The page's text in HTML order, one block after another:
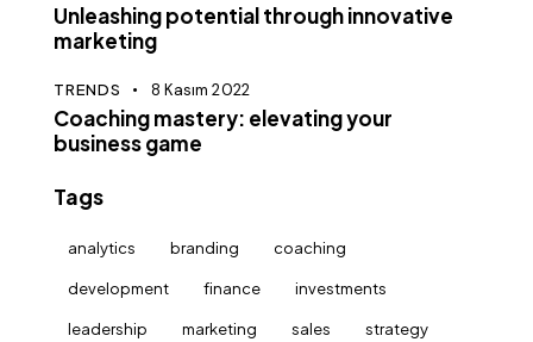
Unleashing potential through innovative
marketing
TRENDS 8 Kasım 2022
Coaching mastery: elevating your
business game
Tags
analytics branding coaching
development finance investments
leadership marketing sales strategy